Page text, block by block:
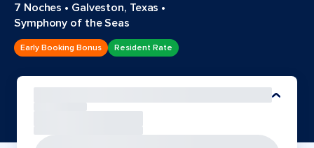
7 Noches • Galveston, Texas •
Symphony of the Seas
Early Booking Bonus Resident Rate